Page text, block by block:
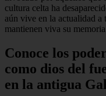
cultura celta ha
aún vive en la actualidad a
mantienen viva su
Conoce los
como dios del
en la antigua